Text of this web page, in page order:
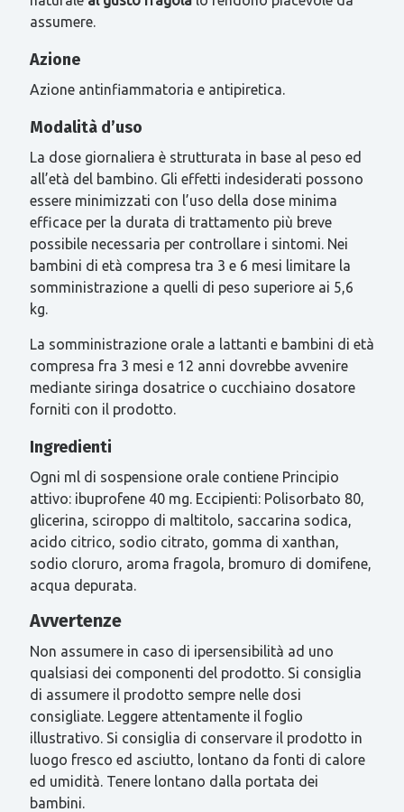
assumere.
Azione
Azione antinfiammatoria e antipiretica.
Modalità d’uso
La dose giornaliera è strutturata in base al peso ed
all’età del bambino. Gli effetti indesiderati possono
essere minimizzati con l’uso della dose minima
efficace per la durata di trattamento più breve
possibile necessaria per controllare i sintomi. Nei
bambini di età compresa tra 3 e 6 mesi limitare la
somministrazione a quelli di peso superiore ai 5,6
kg.
La somministrazione orale a lattanti e bambini di età
compresa fra 3 mesi e 12 anni dovrebbe avvenire
mediante siringa dosatrice o cucchiaino dosatore
forniti con il prodotto.
Ingredienti
Ogni ml di sospensione orale contiene Principio
attivo: ibuprofene 40 mg. Eccipienti: Polisorbato 80,
glicerina, sciroppo di maltitolo, saccarina sodica,
acido citrico, sodio citrato, gomma di xanthan,
sodio cloruro, aroma fragola, bromuro di domifene,
acqua depurata.
Avvertenze
Non assumere in caso di ipersensibilità ad uno
qualsiasi dei componenti del prodotto. Si consiglia
di assumere il prodotto sempre nelle dosi
consigliate. Leggere attentamente il foglio
illustrativo. Si consiglia di conservare il prodotto in
luogo fresco ed asciutto, lontano da fonti di calore
ed umidità. Tenere lontano dalla portata dei
bambini.